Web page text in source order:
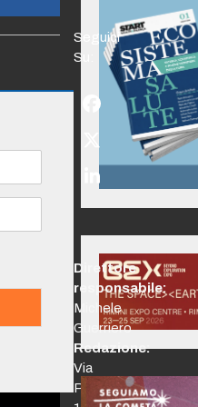
Seguici
Su:
Facebook
Twitter
(deprecated)
LinkedIn
Direttore
responsabile:
Michele
Guerriero
Redazione:
Via
Po,